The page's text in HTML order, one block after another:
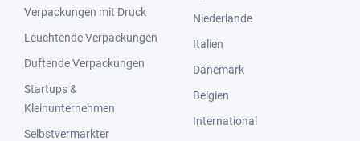
Verpackungen mit Druck
Leuchtende Verpackungen
Duftende Verpackungen
Startups &
Kleinunternehmen
Selbstvermarkter
Niederlande
Italien
Dänemark
Belgien
International